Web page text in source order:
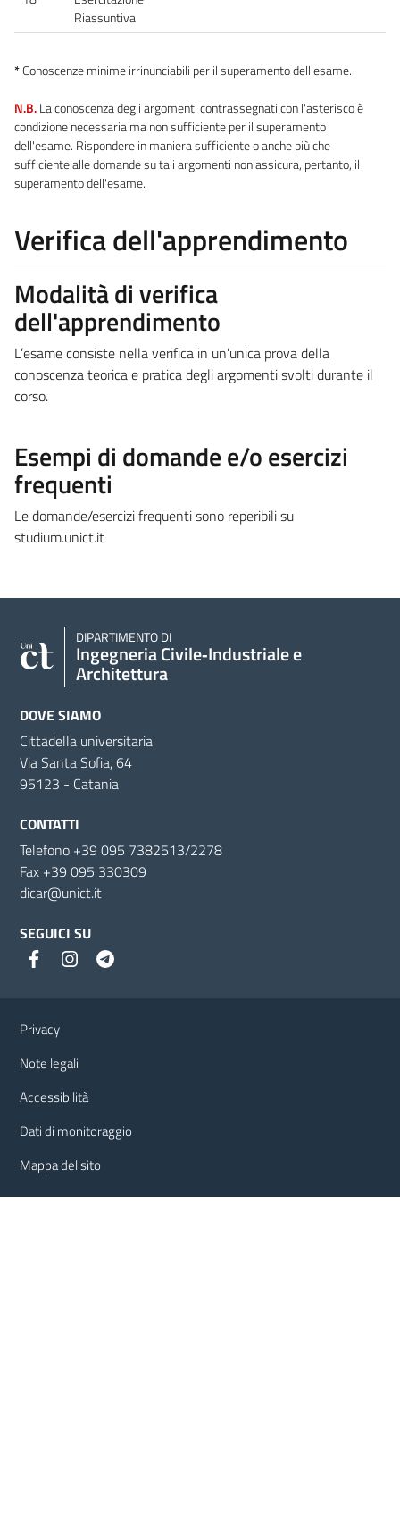
Riassuntiva
*Conoscenze minime irrinunciabili per il superamento dell'esame.
N.B.La conoscenza degli argomenti contrassegnati con l'asterisco è
condizione necessaria ma non sufficiente per il superamento
dell'esame. Rispondere in maniera sufficiente o anche più che
sufficiente alle domande su tali argomenti non assicura, pertanto, il
superamento dell'esame.
Verifica dell'apprendimento
Modalità di verifica
dell'apprendimento
L’esame consiste nella verifica in un’unica prova della
conoscenza teorica e pratica degli argomenti svolti durante il
corso.
Esempi di domande e/o esercizi
frequenti
Le domande/esercizi frequenti sono reperibili su
studium.unict.it
DIPARTIMENTO DI
Ingegneria Civile‑Industriale e
Architettura
DOVE SIAMO
Cittadella universitaria
Via Santa Sofia, 64
95123 - Catania
CONTATTI
Telefono +39 095 7382513/2278
Fax +39 095 330309
dicar@unict.it
SEGUICI SU
Privacy
Note legali
Accessibilità
Dati di monitoraggio
Mappa del sito